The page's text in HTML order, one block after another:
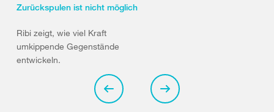
Zurückspulen ist nicht möglich
Ribi zeigt, wie viel Kraft
umkippende Gegenstände
entwickeln.